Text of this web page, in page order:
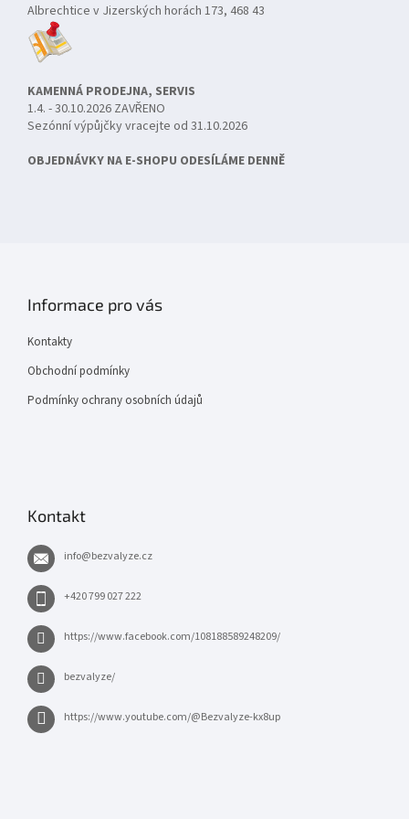
Albrechtice v Jizerských horách 173, 468 43
KAMENNÁ PRODEJNA, SERVIS
1.4. - 30.10.2026 ZAVŘENO
Sezónní výpůjčky vracejte od 31.10.2026
OBJEDNÁVKY NA E-SHOPU ODESÍLÁME DENNĚ
Informace pro vás
Kontakty
Obchodní podmínky
Podmínky ochrany osobních údajů
Kontakt
info@bezvalyze.cz
+420 799 027 222
https://www.facebook.com/108188589248209/
bezvalyze/
https://www.youtube.com/@Bezvalyze-kx8up